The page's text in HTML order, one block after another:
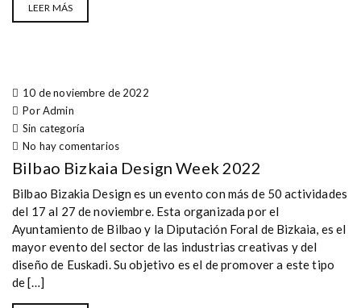
LEER MÁS
10 de noviembre de 2022
Por Admin
Sin categoría
No hay comentarios
Bilbao Bizkaia Design Week 2022
Bilbao Bizakia Design es un evento con más de 50 actividades
del 17 al 27 de noviembre. Esta organizada por el
Ayuntamiento de Bilbao y la Diputación Foral de Bizkaia, es el
mayor evento del sector de las industrias creativas y del
diseño de Euskadi. Su objetivo es el de promover a este tipo
de […]